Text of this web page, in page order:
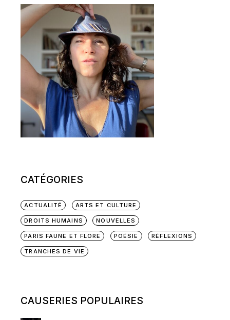
CATÉGORIES
ACTUALITÉ ARTS ET CULTURE
DROITS HUMAINS NOUVELLES
PARIS FAUNE ET FLORE POÉSIE RÉFLEXIONS
TRANCHES DE VIE
CAUSERIES POPULAIRES